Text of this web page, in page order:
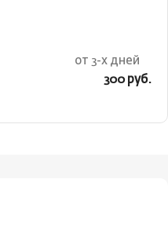
от 3-х дней
300 руб.